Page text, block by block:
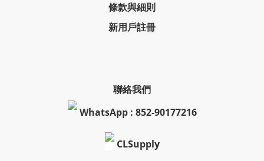
條款與細則
新用戶註冊
聯絡我們
WhatsApp : 852-90177216
CLSupply